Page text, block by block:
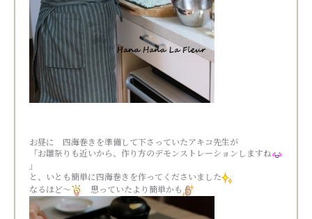
お昼に 四海巻きを準備して下さっていたアキコ先生が
「お雛祭りも近いから、作り方のデモンストレーションしますね
」
と、いとも簡単に四海巻きを作ってくださいました
なるほど～
思っていたより簡単かも